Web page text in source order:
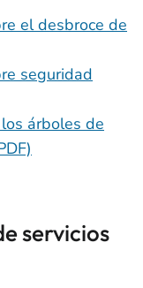
el desbroce de
seguridad
árboles de
servicios